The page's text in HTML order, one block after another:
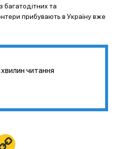
багатодітних та
прибувають в Україну вже
хвилин читання